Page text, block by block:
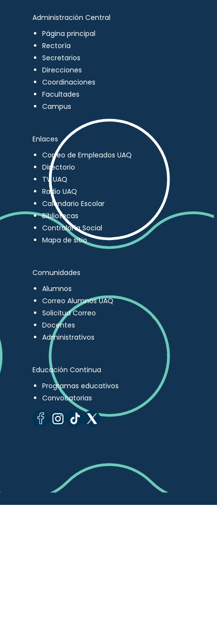
Administración Central
Página principal
Rectoría
Secretarios
Direcciones
Coordinaciones
Facultades
Campus
Enlaces
Correo de Empleados UAQ
Directorio
TV UAQ
Radio UAQ
Calendario Escolar
Bibliotecas
Contraloría Social
Mapa de sitio
Comunidades
Alumnos
Correo Alumnos UAQ
Solicitud Correo
Docentes
Administrativos
Educación Continua
Programas educativos
Convocatorias